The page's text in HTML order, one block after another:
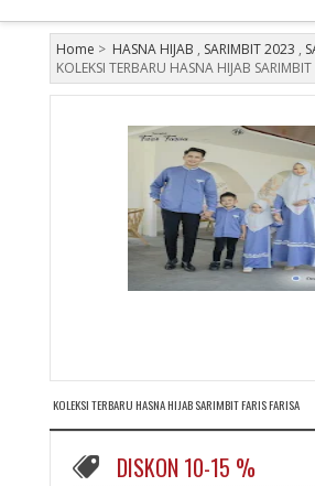
Home > HASNA HIJAB , SARIMBIT 2023 ,
KOLEKSI TERBARU HASNA HIJAB SARIMBIT
KOLEKSI TERBARU HASNA HIJAB SARIMBIT FARIS FARISA
DISKON 10-15 %